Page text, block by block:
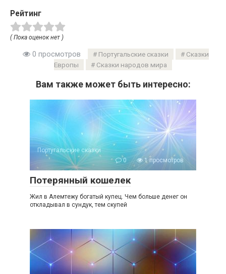
Рейтинг
( Пока оценок нет )
0 просмотров Португальские сказки
Сказки
Европы
Сказки народов мира
Вам также может быть интересно:
Португальские сказки
0
1 просмотров
Потерянный кошелек
Жил в Алемтежу богатый купец. Чем больше денег он
откладывал в сундук, тем скупей